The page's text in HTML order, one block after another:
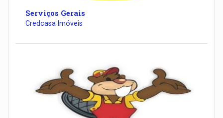
Serviços Gerais
Credcasa Imóveis